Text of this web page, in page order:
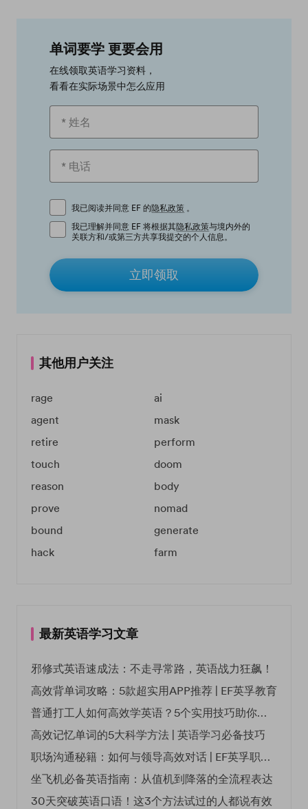
单词要学 更要会用
在线领取英语学习资料，
看看在实际场景中怎么应用
我已阅读并同意 EF 的隐私政策 。
我已理解并同意 EF 将根据其隐私政策与境内外的
关联方和/或第三方共享我提交的个人信息。
立即领取
其他用户关注
rage
ai
agent
mask
retire
perform
touch
doom
reason
body
prove
nomad
bound
generate
hack
farm
最新英语学习文章
邪修式英语速成法：不走寻常路，英语战力狂飙！
高效背单词攻略：5款超实用APP推荐 | EF英孚教育
普通打工人如何高效学英语？5个实用技巧助你突破职场瓶颈
高效记忆单词的5大科学方法 | 英语学习必备技巧
职场沟通秘籍：如何与领导高效对话 | EF英孚职场指南
坐飞机必备英语指南：从值机到降落的全流程表达
30天突破英语口语！这3个方法试过的人都说有效